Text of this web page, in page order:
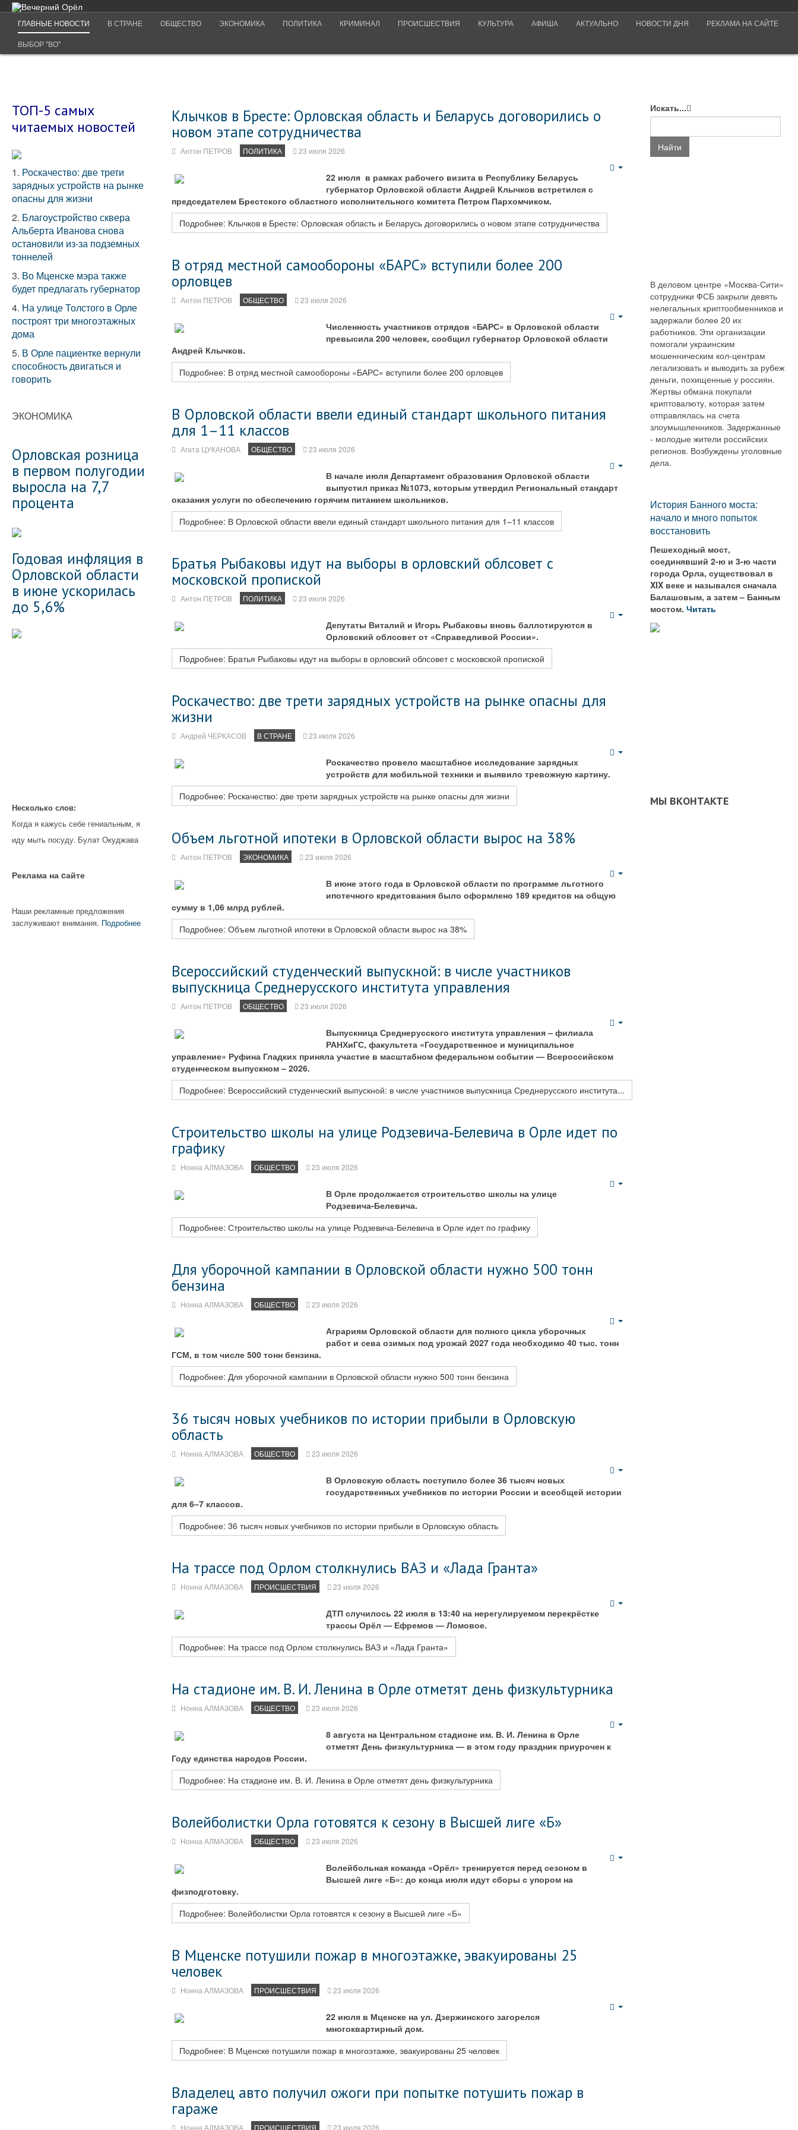
ГЛАВНЫЕ НОВОСТИ В СТРАНЕ ОБЩЕСТВО ЭКОНОМИКА ПОЛИТИКА КРИМИНАЛ ПРОИСШЕСТВИЯ КУЛЬТУРА АФИША АКТУАЛЬНО НОВОСТИ ДНЯ РЕКЛАМА НА САЙТЕ
ВЫБОР "ВО"
Клычков в Бресте: Орловская область и Беларусь договорились о
новом этапе сотрудничества
Антон ПЕТРОВ ПОЛИТИКА 23 июля 2026
22 июля в рамках рабочего визита в Республику Беларусь
губернатор Орловской области Андрей Клычков встретился с
председателем Брестского областного исполнительного комитета Петром Пархомчиком.
Подробнее: Клычков в Бресте: Орловская область и Беларусь договорились о новом этапе сотрудничества
В отряд местной самообороны «БАРС» вступили более 200
орловцев
Антон ПЕТРОВ ОБЩЕСТВО 23 июля 2026
Численность участников отрядов «БАРС» в Орловской области
превысила 200 человек, сообщил губернатор Орловской области
Андрей Клычков.
Подробнее: В отряд местной самообороны «БАРС» вступили более 200 орловцев
В Орловской области ввели единый стандарт школьного питания
для 1–11 классов
Агата ЦУКАНОВА ОБЩЕСТВО 23 июля 2026
В начале июля Департамент образования Орловской области
выпустил приказ №1073, которым утвердил Региональный стандарт
оказания услуги по обеспечению горячим питанием школьников.
Подробнее: В Орловской области ввели единый стандарт школьного питания для 1–11 классов
Братья Рыбаковы идут на выборы в орловский облсовет с
московской пропиской
Антон ПЕТРОВ ПОЛИТИКА 23 июля 2026
Депутаты Виталий и Игорь Рыбаковы вновь баллотируются в
Орловский облсовет от «Справедливой России».
Подробнее: Братья Рыбаковы идут на выборы в орловский облсовет с московской пропиской
Роскачество: две трети зарядных устройств на рынке опасны для
жизни
Андрей ЧЕРКАСОВ В СТРАНЕ 23 июля 2026
Роскачество провело масштабное исследование зарядных
устройств для мобильной техники и выявило тревожную картину.
Подробнее: Роскачество: две трети зарядных устройств на рынке опасны для жизни
Объем льготной ипотеки в Орловской области вырос на 38%
Антон ПЕТРОВ ЭКОНОМИКА 23 июля 2026
В июне этого года в Орловской области по программе льготного
ипотечного кредитования было оформлено 189 кредитов на общую
сумму в 1,06 млрд рублей.
Подробнее: Объем льготной ипотеки в Орловской области вырос на 38%
Всероссийский студенческий выпускной: в числе участников
выпускница Среднерусского института управления
Антон ПЕТРОВ ОБЩЕСТВО 23 июля 2026
Выпускница Среднерусского института управления – филиала
РАНХиГС, факультета «Государственное и муниципальное
управление» Руфина Гладких приняла участие в масштабном федеральном событии — Всероссийском
студенческом выпускном – 2026.
Подробнее: Всероссийский студенческий выпускной: в числе участников выпускница Среднерусского института...
Строительство школы на улице Родзевича‑Белевича в Орле идет по
графику
Нонна АЛМАЗОВА ОБЩЕСТВО 23 июля 2026
В Орле продолжается строительство школы на улице
Родзевича-Белевича.
Подробнее: Строительство школы на улице Родзевича‑Белевича в Орле идет по графику
Для уборочной кампании в Орловской области нужно 500 тонн
бензина
Нонна АЛМАЗОВА ОБЩЕСТВО 23 июля 2026
Аграриям Орловской области для полного цикла уборочных
работ и сева озимых под урожай 2027 года необходимо 40 тыс. тонн
ГСМ, в том числе 500 тонн бензина.
Подробнее: Для уборочной кампании в Орловской области нужно 500 тонн бензина
36 тысяч новых учебников по истории прибыли в Орловскую
область
Нонна АЛМАЗОВА ОБЩЕСТВО 23 июля 2026
В Орловскую область поступило более 36 тысяч новых
государственных учебников по истории России и всеобщей истории
для 6–7 классов.
Подробнее: 36 тысяч новых учебников по истории прибыли в Орловскую область
На трассе под Орлом столкнулись ВАЗ и «Лада Гранта»
Нонна АЛМАЗОВА ПРОИСШЕСТВИЯ 23 июля 2026
ДТП случилось 22 июля в 13:40 на нерегулируемом перекрёстке
трассы Орёл — Ефремов — Ломовое.
Подробнее: На трассе под Орлом столкнулись ВАЗ и «Лада Гранта»
На стадионе им. В. И. Ленина в Орле отметят день физкультурника
Нонна АЛМАЗОВА ОБЩЕСТВО 23 июля 2026
8 августа на Центральном стадионе им. В. И. Ленина в Орле
отметят День физкультурника — в этом году праздник приурочен к
Году единства народов России.
Подробнее: На стадионе им. В. И. Ленина в Орле отметят день физкультурника
Волейболистки Орла готовятся к сезону в Высшей лиге «Б»
Нонна АЛМАЗОВА ОБЩЕСТВО 23 июля 2026
Волейбольная команда «Орёл» тренируется перед сезоном в
Высшей лиге «Б»: до конца июля идут сборы с упором на
физподготовку.
Подробнее: Волейболистки Орла готовятся к сезону в Высшей лиге «Б»
В Мценске потушили пожар в многоэтажке, эвакуированы 25
человек
Нонна АЛМАЗОВА ПРОИСШЕСТВИЯ 23 июля 2026
22 июля в Мценске на ул. Дзержинского загорелся
многоквартирный дом.
Подробнее: В Мценске потушили пожар в многоэтажке, эвакуированы 25 человек
Владелец авто получил ожоги при попытке потушить пожар в
гараже
Нонна АЛМАЗОВА ПРОИСШЕСТВИЯ 23 июля 2026
ТОП-5 самых
читаемых новостей
1. Роскачество: две трети
зарядных устройств на рынке
опасны для жизни
2. Благоустройство сквера
Альберта Иванова снова
остановили из-за подземных
тоннелей
3. Во Мценске мэра также
будет предлагать губернатор
4. На улице Толстого в Орле
построят три многоэтажных
дома
5. В Орле пациентке вернули
способность двигаться и
говорить
ЭКОНОМИКА
Орловская розница
в первом полугодии
выросла на 7,7
процента
Годовая инфляция в
Орловской области
в июне ускорилась
до 5,6%
Несколько слов:
Когда я кажусь себе гениальным, я
иду мыть посуду. Булат Окуджава
Реклама на cайте
Наши рекламные предложения
заслуживают внимания. Подробнее
Искать...
Найти
В деловом центре «Москва-Сити»
сотрудники ФСБ закрыли девять
нелегальных криптообменников и
задержали более 20 их
работников. Эти организации
помогали украинским
мошенническим кол-центрам
легализовать и выводить за рубеж
деньги, похищенные у россиян.
Жертвы обмана покупали
криптовалюту, которая затем
отправлялась на счета
злоумышленников. Задержанные
- молодые жители российских
регионов. Возбуждены уголовные
дела.
История Банного моста:
начало и много попыток
восстановить
Пешеходный мост,
соединявший 2-ю и 3-ю части
города Орла, существовал в
XIX веке и назывался сначала
Балашовым, а затем – Банным
мостом.Читать
МЫ ВКОНТАКТЕ